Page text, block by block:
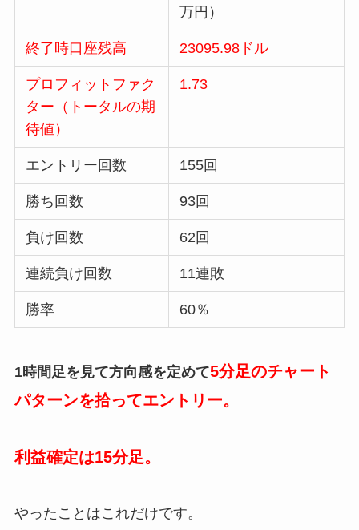
万円）
終了時口座残高 23095.98ドル
プロフィットファク
ター（トータルの期
待値）
1.73
エントリー回数 155回
勝ち回数 93回
負け回数 62回
連続負け回数 11連敗
勝率 60％
1時間足を見て方向感を定めて5分足のチャート
パターンを拾ってエントリー。
利益確定は15分足。
やったことはこれだけです。